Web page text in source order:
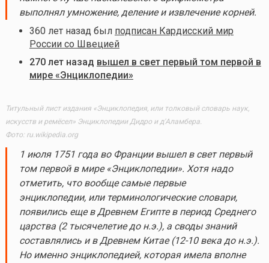
выполнял умножение, деление и извлечение корней.
360 лет назад был подписан Кардисский мир
России со Швецией
270 лет назад вышел в свет первый том первой в
мире «Энциклопедии»
Титульный лист издания «Энциклопедия, или толковый словарь наук,
искусств и ремёсел» Энциклопедии Дидро и д'Аламбера.
Фото: ru.wikipedia.org
1 июля 1751 года во Франции вышел в свет первый
том первой в мире «Энциклопедии». Хотя надо
отметить, что вообще самые первые
энциклопедии, или терминологические словари,
появились еще в Древнем Египте в период Среднего
царства (2 тысячелетие до н.э.), а своды знаний
составлялись и в Древнем Китае (12-10 века до н.э.).
Но именно энциклопедией, которая имела вполне